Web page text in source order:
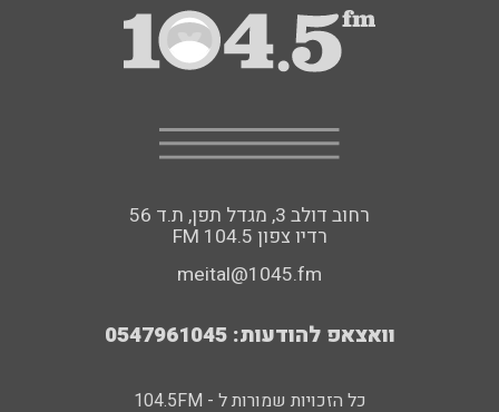
רחוב דולב 3, מגדל תפן, ת.ד 56
FM רדיו צפון 104.5
meital@1045.fm
וואצאפ להודעות: 0547961045
כל הזכויות שמורות ל - 104.5FM